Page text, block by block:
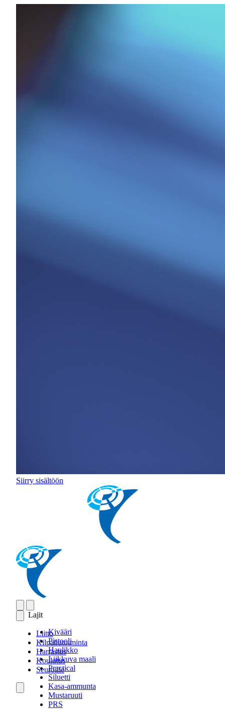
Siirry sisältöön
Lajit
Kivääri
Pistooli
Haulikko
Liikkuva maali
Practical
Siluetti
Kasa-ammunta
Mustaruuti
PRS
Liitto
Kilpailutoiminta
Harrastus
Koulutus
Seuroille